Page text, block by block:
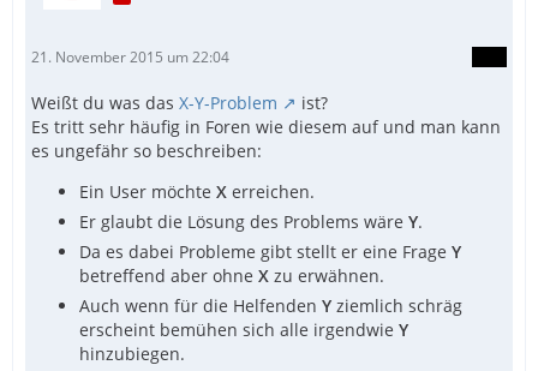
21. November 2015 um 22:04
Weißt du was das X-Y-Problem
ist?
Es tritt sehr häufig in Foren wie diesem auf und man kann
es ungefähr so beschreiben:
Ein User möchte X erreichen.
Er glaubt die Lösung des Problems wäre Y.
Da es dabei Probleme gibt stellt er eine Frage Y
betreffend aber ohne X zu erwähnen.
Auch wenn für die Helfenden Y ziemlich schräg
erscheint bemühen sich alle irgendwie Y
hinzubiegen.